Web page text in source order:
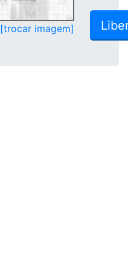
[trocar imagem]